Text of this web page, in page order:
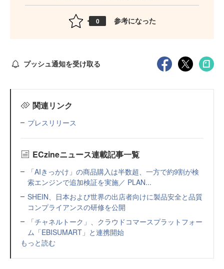
0 参考になった
プッシュ通知を受け取る
関連リンク
プレスリリース
ECzineニュース連載記事一覧
「AIきっかけ」の商品購入は半数超、一方で約9割が検
索エンジンで追加検証を実施／ PLAN...
SHEIN、日本および世界の出店者向けに製品安全と品質
コンプライアンスの研修を公開
「チャネルトーク」、クラウドコマースプラットフォー
ム「EBISUMART」と連携開始
もっと読む